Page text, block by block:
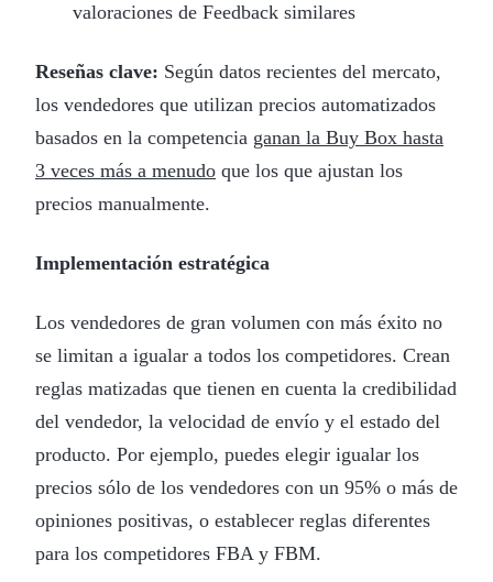
valoraciones de Feedback similares
Reseñas clave: Según datos recientes del mercato,
los vendedores que utilizan precios automatizados
basados en la competencia ganan la Buy Box hasta
3 veces más a menudo que los que ajustan los
precios manualmente.
Implementación estratégica
Los vendedores de gran volumen con más éxito no
se limitan a igualar a todos los competidores. Crean
reglas matizadas que tienen en cuenta la credibilidad
del vendedor, la velocidad de envío y el estado del
producto. Por ejemplo, puedes elegir igualar los
precios sólo de los vendedores con un 95% o más de
opiniones positivas, o establecer reglas diferentes
para los competidores FBA y FBM.